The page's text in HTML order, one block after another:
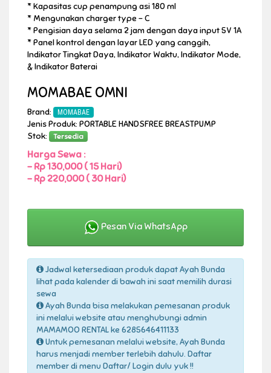
* Kapasitas cup penampung asi 180 ml
* Mengunakan charger type – C
* Pengisian daya selama 2 jam dengan daya input 5V 1A
* Panel kontrol dengan layar LED yang canggih,
Indikator Tingkat Daya, Indikator Waktu, Indikator Mode,
& Indikator Baterai
MOMABAE OMNI
Brand: MOMABAE
Jenis Produk: PORTABLE HANDSFREE BREASTPUMP
Stok:
Tersedia
Harga Sewa :
- Rp 130,000 ( 15 Hari)
- Rp 220,000 ( 30 Hari)
Pesan Via WhatsApp
Jadwal ketersediaan produk dapat Ayah Bunda
lihat pada kalender di bawah ini saat memilih durasi
sewa
Ayah Bunda bisa melakukan pemesanan produk
ini melalui website atau menghubungi admin
MAMAMOO RENTAL ke 6285646411133
Untuk pemesanan melalui website, Ayah Bunda
harus menjadi member terlebih dahulu. Daftar
member di menu Daftar/ Login dulu yuk !!